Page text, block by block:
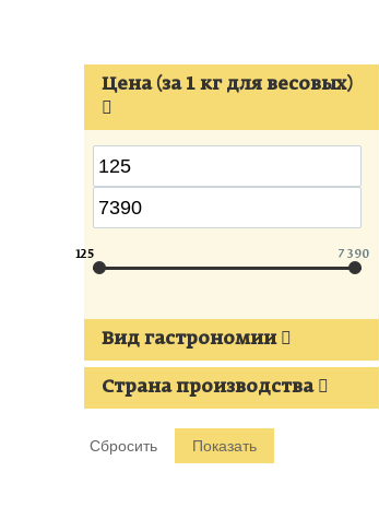
Цена (за 1 кг для весовых)
125 7 390
Вид гастрономии
Страна производства